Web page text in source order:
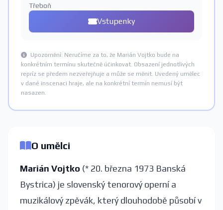
Třeboň
Vstupenky
Upozornění: Neručíme za to, že Marián Vojtko bude na
konkrétním termínu skutečně účinkovat. Obsazení jednotlivých
repríz se předem nezveřejňuje a může se měnit. Uvedený umělec
v dané inscenaci hraje, ale na konkrétní termín nemusí být
nasazen.
O umělci
Marián Vojtko (* 20. března 1973 Banská
Bystrica) je slovenský tenorový operní a
muzikálový zpěvák, který dlouhodobě působí v